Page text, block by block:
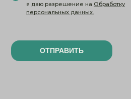
я даю разрешение на Обработку
персональных данных.
ОТПРАВИТЬ